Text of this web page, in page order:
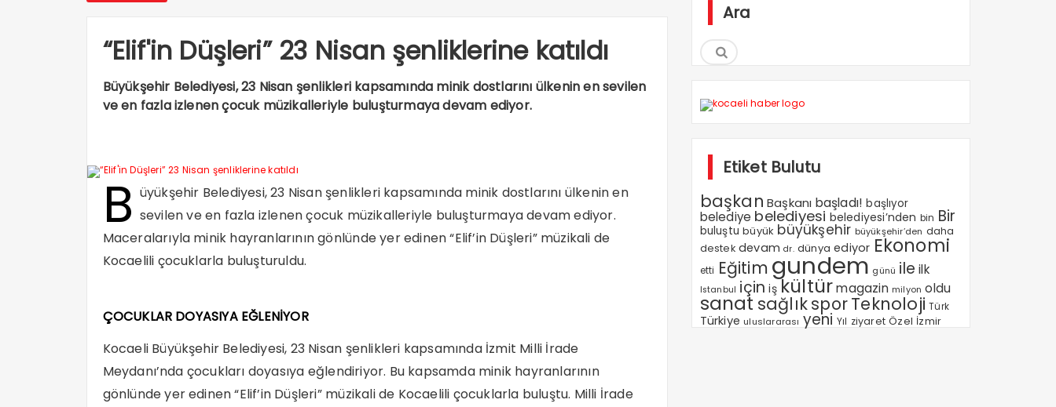
“Elif'in Düşleri” 23 Nisan şenliklerine katıldı
Büyükşehir Belediyesi, 23 Nisan şenlikleri kapsamında minik dostlarını ülkenin en sevilen
ve en fazla izlenen çocuk müzikalleriyle buluşturmaya devam ediyor.
B üyükşehir Belediyesi, 23 Nisan şenlikleri kapsamında minik dostlarını ülkenin en
sevilen ve en fazla izlenen çocuk müzikalleriyle buluşturmaya devam ediyor.
Maceralarıyla minik hayranlarının gönlünde yer edinen “Elif’in Düşleri” müzikali de
Kocaelili çocuklarla buluşturuldu.
ÇOCUKLAR DOYASIYA EĞLENİYOR
Kocaeli Büyükşehir Belediyesi, 23 Nisan şenlikleri kapsamında İzmit Milli İrade
Meydanı’nda çocukları doyasıya eğlendiriyor. Bu kapsamda minik hayranlarının
gönlünde yer edinen “Elif’in Düşleri” müzikali de Kocaelili çocuklarla buluştu. Milli İrade
Ara
Etiket Bulutu
başkan Başkanı başladı! başlıyor
belediye belediyesi belediyesi’nden bin Bir
buluştu büyük büyükşehir büyükşehir’den daha
destek devam dr. dünya ediyor Ekonomi
etti Eğitim gundem günü ile ilk
Istanbul için iş kültür magazin milyon oldu
sanat sağlıksporTeknoloji Türk
Türkiye uluslararası yeni Yıl ziyaret Özel İzmir